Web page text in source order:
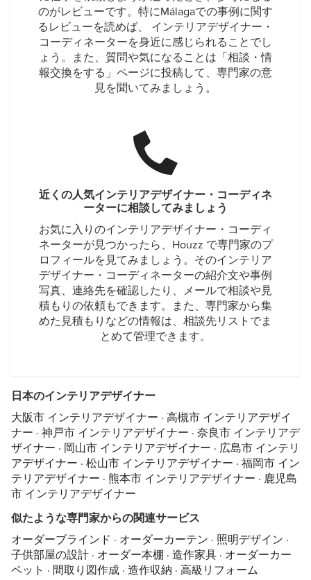
のがレビューです。特にMálagaでの事例に関す
るレビューを読めば、 インテリアデザイナー・
コーディネーターを身近に感じられることでし
ょう。また、質問や気になることは「相談・情
報交換をする」ページに投稿して、専門家の意
見を聞いてみましょう。
近くの人気インテリアデザイナー・コーディネ
ーターに相談してみましょう
お気に入りのインテリアデザイナー・コーディ
ネーターが見つかったら、Houzz で専門家のプ
ロフィールを見てみましょう。そのインテリア
デザイナー・コーディネーターの紹介文や事例
写真、連絡先を確認したり、メールで相談や見
積もりの依頼もできます。また、専門家から集
めた見積もりなどの情報は、相談先リストでま
とめて管理できます。
日本のインテリアデザイナー
大阪市 インテリアデザイナー · 高槻市 インテリアデザイ
ナー · 神戸市 インテリアデザイナー · 奈良市 インテリアデ
ザイナー · 岡山市 インテリアデザイナー · 広島市 インテリ
アデザイナー · 松山市 インテリアデザイナー · 福岡市 イン
テリアデザイナー · 熊本市 インテリアデザイナー · 鹿児島
市 インテリアデザイナー
似たような専門家からの関連サービス
オーダーブラインド · オーダーカーテン · 照明デザイン ·
子供部屋の設計 · オーダー本棚 · 造作家具 · オーダーカー
ペット · 間取り図作成 · 造作収納 · 高級リフォーム